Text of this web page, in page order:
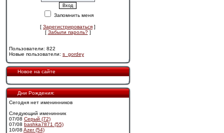
Запомнить меня
[ Зарегистрироваться ]
[ Забыли пароль?]
Пользователи: 822
Новые пользователи: s_gordey
Новое на сайте
Дни Рождения:
Сегодня нет именинников
Следующий именинник
07/08 Cерый (72)
07/08 bashka7871 (55)
10/08 Azer (54)